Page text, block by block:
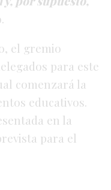
el gremio
para este
comenzará la
educativos.
en la
para el